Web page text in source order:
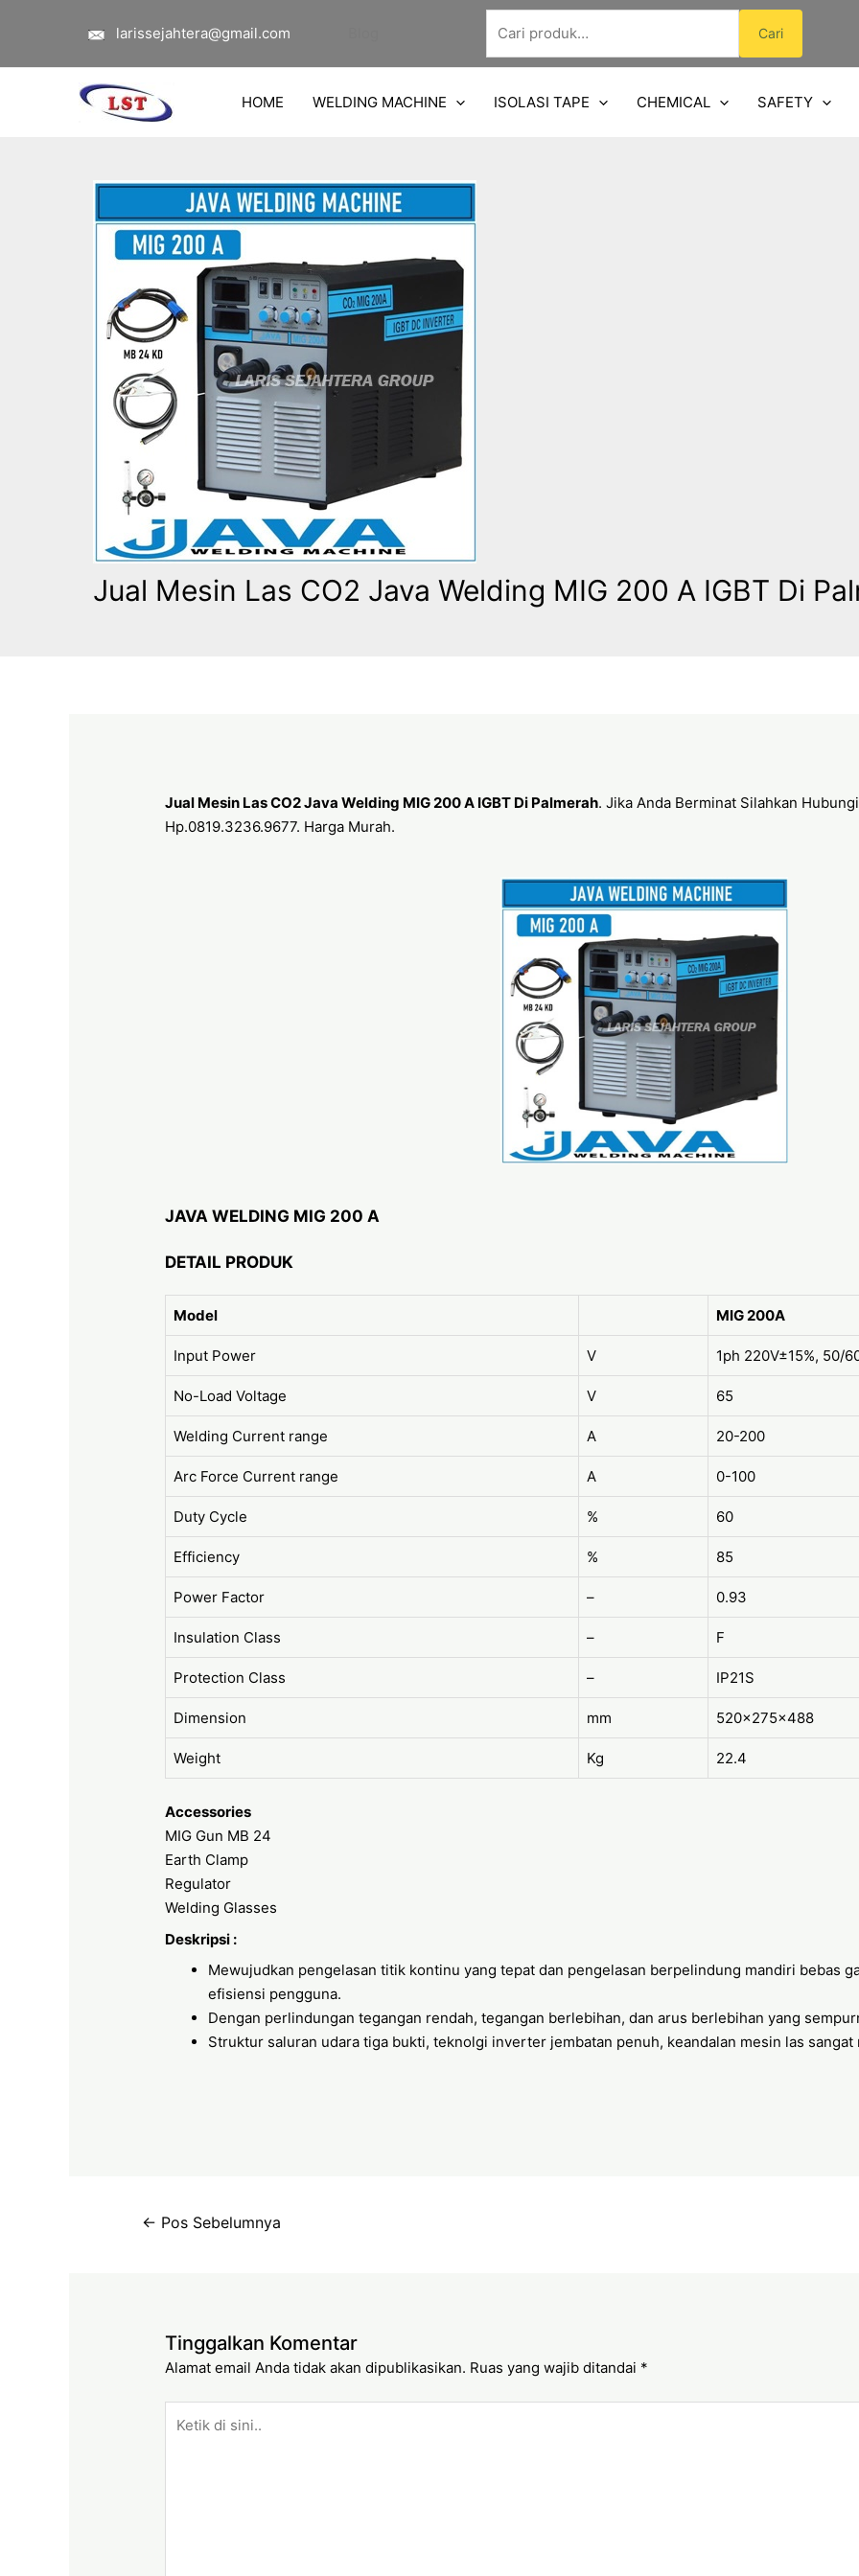
larissejahtera@gmail.com
Pencarian
untuk:
Cari
HOME WELDING MACHINE ISOLASI TAPE CHEMICAL SAFETY
Jual Mesin Las CO2 Java Welding MIG 200 A IGBT Di
Jual Mesin Las CO2 Java Welding MIG 200 A IGBT Di Palmerah. Jika Anda Berminat Silahkan
Hp.0819.3236.9677. Harga Murah.
JAVA WELDING MIG 200 A
DETAIL PRODUK
Model MIG 200A
Input Power V 1ph 220V±15%, 50/
No-Load Voltage V 65
Welding Current range A 20-200
Arc Force Current range A 0-100
Duty Cycle % 60
Efficiency % 85
Power Factor – 0.93
Insulation Class – F
Protection Class – IP21S
Dimension mm 520x275x488
Weight Kg 22.4
Accessories
MIG Gun MB 24
Earth Clamp
Regulator
Welding Glasses
Deskripsi :
Mewujudkan pengelasan titik kontinu yang tepat dan pengelasan berpelindung mandiri bebas
efisiensi pengguna.
Dengan perlindungan tegangan rendah, tegangan berlebihan, dan arus berlebihan yang
Struktur saluran udara tiga bukti, teknolgi inverter jembatan penuh, keandalan mesin las sangat
pos
← Pos Sebelumnya
Tinggalkan Komentar
Alamat email Anda tidak akan dipublikasikan. Ruas yang wajib ditandai *